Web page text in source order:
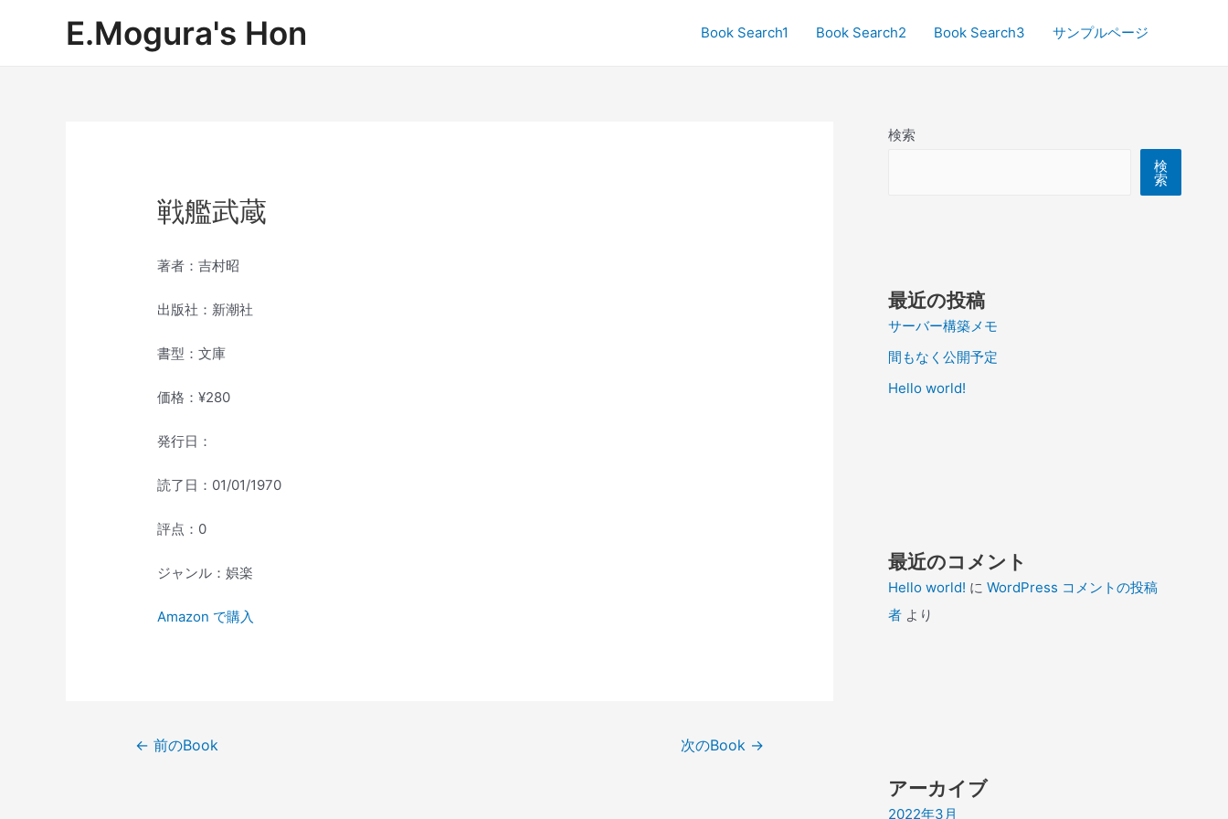
E.Mogura's Hon Book Search1 Book Search2 Book Search3 サンプルページ
戦艦武蔵
著者：吉村昭
出版社：新潮社
書型：文庫
価格：¥280
発行日：
読了日：01/01/1970
評点：0
ジャンル：娯楽
Amazon で購入
← 前のBook 次のBook →
検索
検
索
最近の投稿
サーバー構築メモ
間もなく公開予定
Hello world!
最近のコメント
Hello world! に WordPress コメントの投稿
者 より
アーカイブ
2022年3月